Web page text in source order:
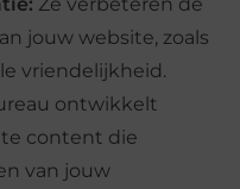
jouw website, zoals
vriendelijkheid.
ontwikkelt
content die
van jouw